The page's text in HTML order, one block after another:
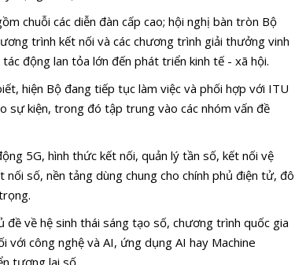
chuỗi các diễn đàn cấp cao; hội nghị bàn tròn Bộ
trình kết nối và các chương trình giải thưởng vinh
động lan tỏa lớn đến phát triển kinh tế - xã hội.
hiện Bộ đang tiếp tục làm việc và phối hợp với ITU
sự kiện, trong đó tập trung vào các nhóm vấn đề
5G, hình thức kết nối, quản lý tần số, kết nối vệ
số, nền tảng dùng chung cho chính phủ điện tử, đô
về hệ sinh thái sáng tạo số, chương trình quốc gia
với công nghệ và AI, ứng dụng AI hay Machine
tương lai số.